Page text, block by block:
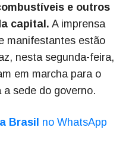
e outros
capital. A imprensa
manifestantes estão
nesta segunda-feira,
em marcha para o
sede do governo.
Brasil no WhatsApp